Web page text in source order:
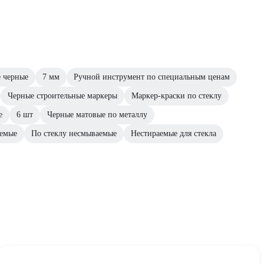
черные 7 мм Ручной инструмент по специальным ценам
Черные строительные маркеры Маркер-краски по стеклу
6 шт Черные матовые по металлу
По стеклу несмываемые Нестираемые для стекла